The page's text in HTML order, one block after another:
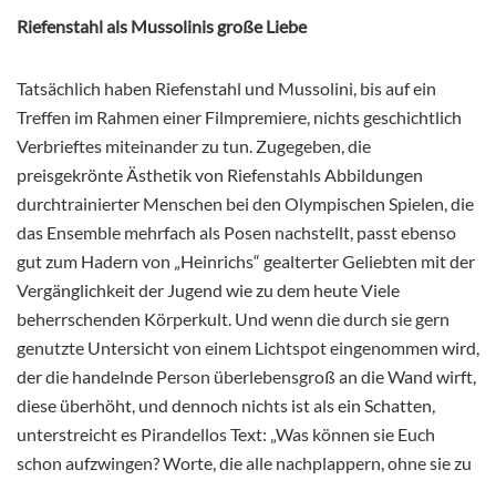
Riefenstahl als Mussolinis große Liebe
Tatsächlich haben Riefenstahl und Mussolini, bis auf ein
Treffen im Rahmen einer Filmpremiere, nichts geschichtlich
Verbrieftes miteinander zu tun. Zugegeben, die
preisgekrönte Ästhetik von Riefenstahls Abbildungen
durchtrainierter Menschen bei den Olympischen Spielen, die
das Ensemble mehrfach als Posen nachstellt, passt ebenso
gut zum Hadern von „Heinrichs“ gealterter Geliebten mit der
Vergänglichkeit der Jugend wie zu dem heute Viele
beherrschenden Körperkult. Und wenn die durch sie gern
genutzte Untersicht von einem Lichtspot eingenommen wird,
der die handelnde Person überlebensgroß an die Wand wirft,
diese überhöht, und dennoch nichts ist als ein Schatten,
unterstreicht es Pirandellos Text: „Was können sie Euch
schon aufzwingen? Worte, die alle nachplappern, ohne sie zu